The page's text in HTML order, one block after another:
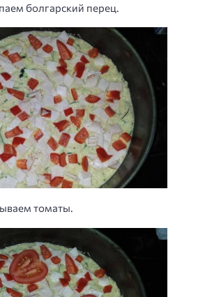
болгарский перец.
томаты.